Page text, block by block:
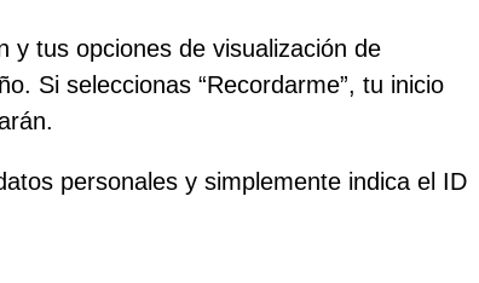
y tus opciones de visualización de
Si seleccionas “Recordarme”, tu inicio
personales y simplemente indica el ID